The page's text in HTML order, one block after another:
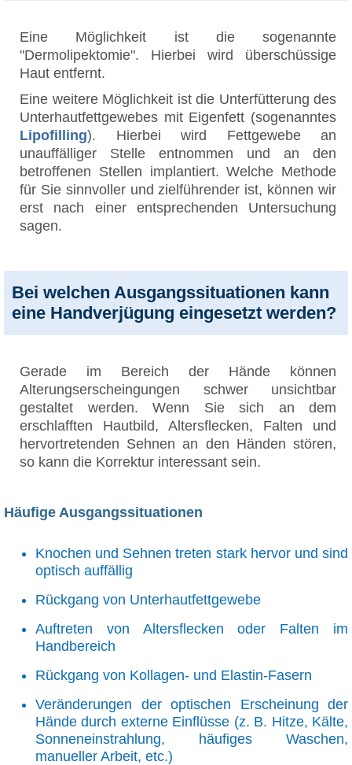
Eine Möglichkeit ist die sogenannte
"Dermolipektomie". Hierbei wird überschüssige
Haut entfernt.
Eine weitere Möglichkeit ist die Unterfütterung des
Unterhautfettgewebes mit Eigenfett (sogenanntes
Lipofilling). Hierbei wird Fettgewebe an
unauffälliger Stelle entnommen und an den
betroffenen Stellen implantiert. Welche Methode
für Sie sinnvoller und zielführender ist, können wir
erst nach einer entsprechenden Untersuchung
sagen.
Bei welchen Ausgangssituationen kann
eine Handverjügung eingesetzt werden?
Gerade im Bereich der Hände können
Alterungserscheingungen schwer unsichtbar
gestaltet werden. Wenn Sie sich an dem
erschlafften Hautbild, Altersflecken, Falten und
hervortretenden Sehnen an den Händen stören,
so kann die Korrektur interessant sein.
Häufige Ausgangssituationen
Knochen und Sehnen treten stark hervor und sind
optisch auffällig
Rückgang von Unterhautfettgewebe
Auftreten von Altersflecken oder Falten im
Handbereich
Rückgang von Kollagen- und Elastin-Fasern
Veränderungen der optischen Erscheinung der
Hände durch externe Einflüsse (z. B. Hitze, Kälte,
Sonneneinstrahlung, häufiges Waschen,
manueller Arbeit, etc.)